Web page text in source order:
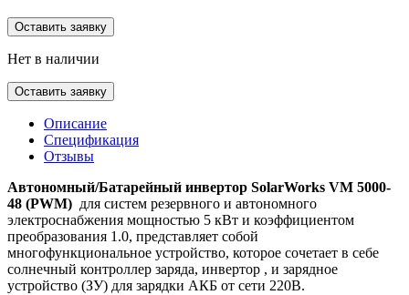
Оставить заявку
Нет в наличии
Оставить заявку
Описание
Спецификация
Отзывы
Автономный/Батарейный инвертор SolarWorks VM 5000-
48 (PWM) для систем резервного и автономного
электроснабжения мощностью 5 кВт и коэффициентом
преобразования 1.0, представляет собой
многофункциональное устройство, которое сочетает в себе
солнечный контроллер заряда, инвертор , и зарядное
устройство (ЗУ) для зарядки АКБ от сети 220В.